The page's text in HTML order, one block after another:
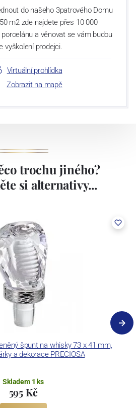
do našeho 3patrového Domu
m2 zde najdete přes 10 000
a věnovat se vám budou
vyškolení prodejci.
Virtuální prohlídka
Zobrazit na mapě
trochu jiného?
si alternativy...
špunt na whisky 73 x 41 mm,
a dekorace PRECIOSA
Skladem 1 ks
595 Kč